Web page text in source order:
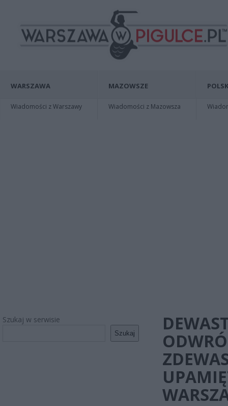
WARSZAWA
Wiadomości z Warszawy
MAZOWSZE
Wiadomości z Mazowsza
Szukaj w serwisie
Szukaj